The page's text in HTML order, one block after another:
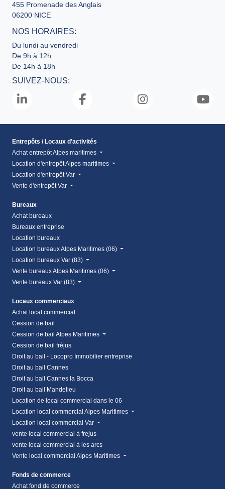
455 Promenade des Anglais
06200 NICE
NOS HORAIRES:
Du lundi au vendredi
De 9h à 12h
De 14h à 18h
SUIVEZ-NOUS:
Entrepôts / Locaux d'activités
Achat entrepôt Alpes maritimes
Location d'entrepôt Alpes maritimes
Location d'entrepôt Var
Vente d'entrepôt Var
Bureaux
Achat bureaux
Bureaux entreprise
Location bureaux
Location bureaux Alpes Maritimes (06)
Location bureaux Var (83)
Vente bureaux Alpes Maritimes (06)
Vente bureaux Var (83)
Locaux commerciaux
Achat local commercial
Cession de bail
Cession de bail Alpes Maritimes
Cession de bail fréjus
Droit au bail - Locopro Immobilier entreprise
Droit au bail Cannes
Droit au bail Cannes la Bocca
Droit au bail Mandelieu
Location de local commercial dans le 06
Location local commercial Alpes Maritimes
Location local commercial Var
vente local commercial à frejus
vente local commercial à les arcs
Vente local commercial Alpes Maritimes
Fonds de commerce
Achat fond de commerce